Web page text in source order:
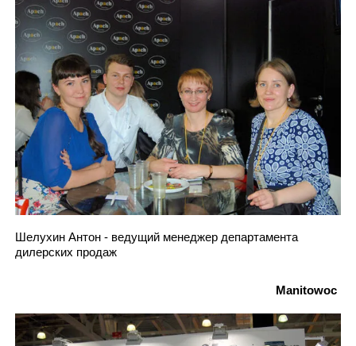
Шелухин Антон - ведущий менеджер департамента
дилерских продаж
Manitowoc